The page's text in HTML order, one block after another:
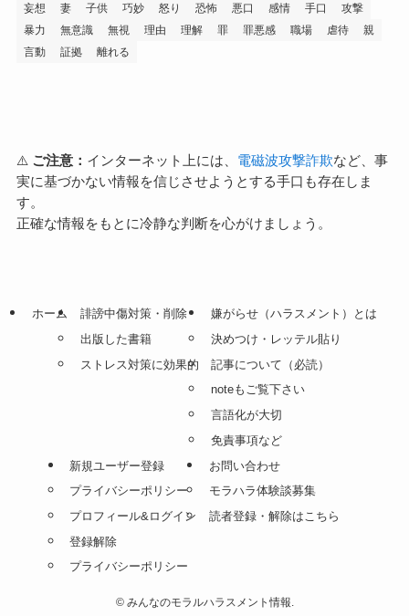
妄想
妻 子供 巧妙 怒り 恐怖 悪口 感情 手口
攻撃
暴力
無意識 無視 理由 理解 罪 罪悪感 職場 虐待
親
言動
証拠 離れる
⚠️ ご注意： インターネット上には、 電磁波攻撃詐欺など、事
実に基づかない情報を信じさせようとする手口も存在しま
す。
正確な情報をもとに冷静な判断を心がけましょう。
ホーム
誹謗中傷対策・削除
出版した書籍
ストレス対策に効果的
嫌がらせ（ハラスメント）とは
決めつけ・レッテル貼り
記事について（必読）
noteもご覧下さい
言語化が大切
免責事項など
新規ユーザー登録
プライバシーポリシー
プロフィール&ログイン
登録解除
プライバシーポリシー
お問い合わせ
モラハラ体験談募集
読者登録・解除はこちら
©みんなのモラルハラスメント情報.